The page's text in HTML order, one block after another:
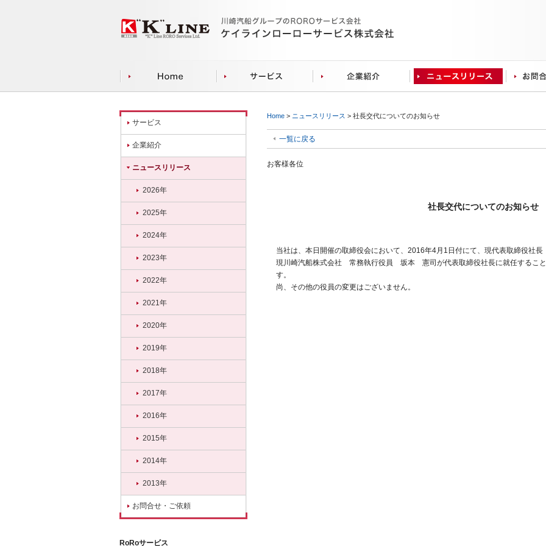
サービス
企業紹介
ニュースリリース
2026年
2025年
2024年
2023年
2022年
2021年
2020年
2019年
2018年
2017年
2016年
2015年
2014年
2013年
お問合せ・ご依頼
RoRoサービス
Home > ニュースリリース > 社長交代についてのお知らせ
一覧に戻る
お客様各位
社長交代についてのお知らせ
当社は、本日開催の取締役会において、2016年4月1日付にて、現代表取締役社
現川崎汽船株式会社 常務執行役員 坂本 憲司が代表取締役社長に就任すること
す。
尚、その他の役員の変更はございません。